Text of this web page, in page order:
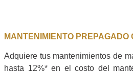
MANTENIMIENTO PREPAGADO
Adquiere tus mantenimientos de
hasta 12%* en el costo del